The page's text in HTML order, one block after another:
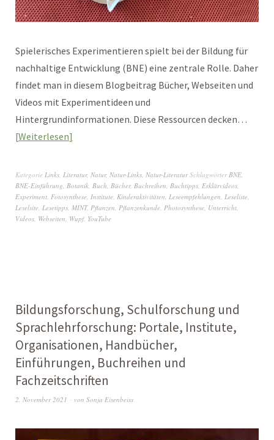
Spielerisches Experimentieren spielt bei der Bildung für
nachhaltige Entwicklung (BNE) eine zentrale Rolle. Daher
findet man in diesem Blogbeitrag Bücher, Webseiten und
Videos mit Experimentideen und
Hintergrundinformationen. Diese Ressourcen decken…
Weiterlesen
Kategorie Links Literatur, Natur, Natur-Links Natur-Literatur Schlagwörter BNE
BNE-Einführung Botanik Buch Bücher, Buchreihen Buchtipps Erklärvideos
Experiment Fotosynthese Institute Kinderaktivitäten Leseempfehlungen Leseliste
Leselsite Lesetipps MINT, Pflanzen Pflanzenkunde Photosynthese Unterricht
Videos Webseiten Wupf, YouTube
Bildungsforschung, Schulforschung und
Sprachlehrforschung: Portale, Institute,
Organisationen, Handbücher,
Einführungen, Buchreihen und
Fachzeitschriften
2. November 2021 von Sonja Eisenbeiss